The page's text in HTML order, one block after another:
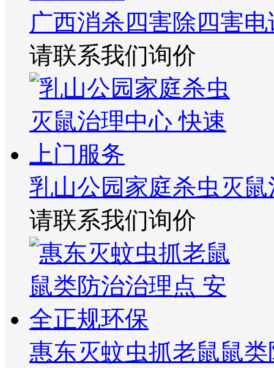
广西消杀四害除四害
请联系我们询价
乳山公园家庭杀虫灭
请联系我们询价
惠东灭蚊虫抓老鼠鼠